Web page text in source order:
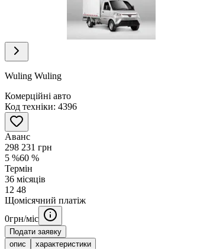
Item
3
Wuling Wuling
Комерційні авто
Код техніки: 4396
Аванс
298 231 грн
5 %60 %
Термін
36 місяців
12 48
Щомісячний платіж
0грн/міс
Подати заявку
опис
характеристики